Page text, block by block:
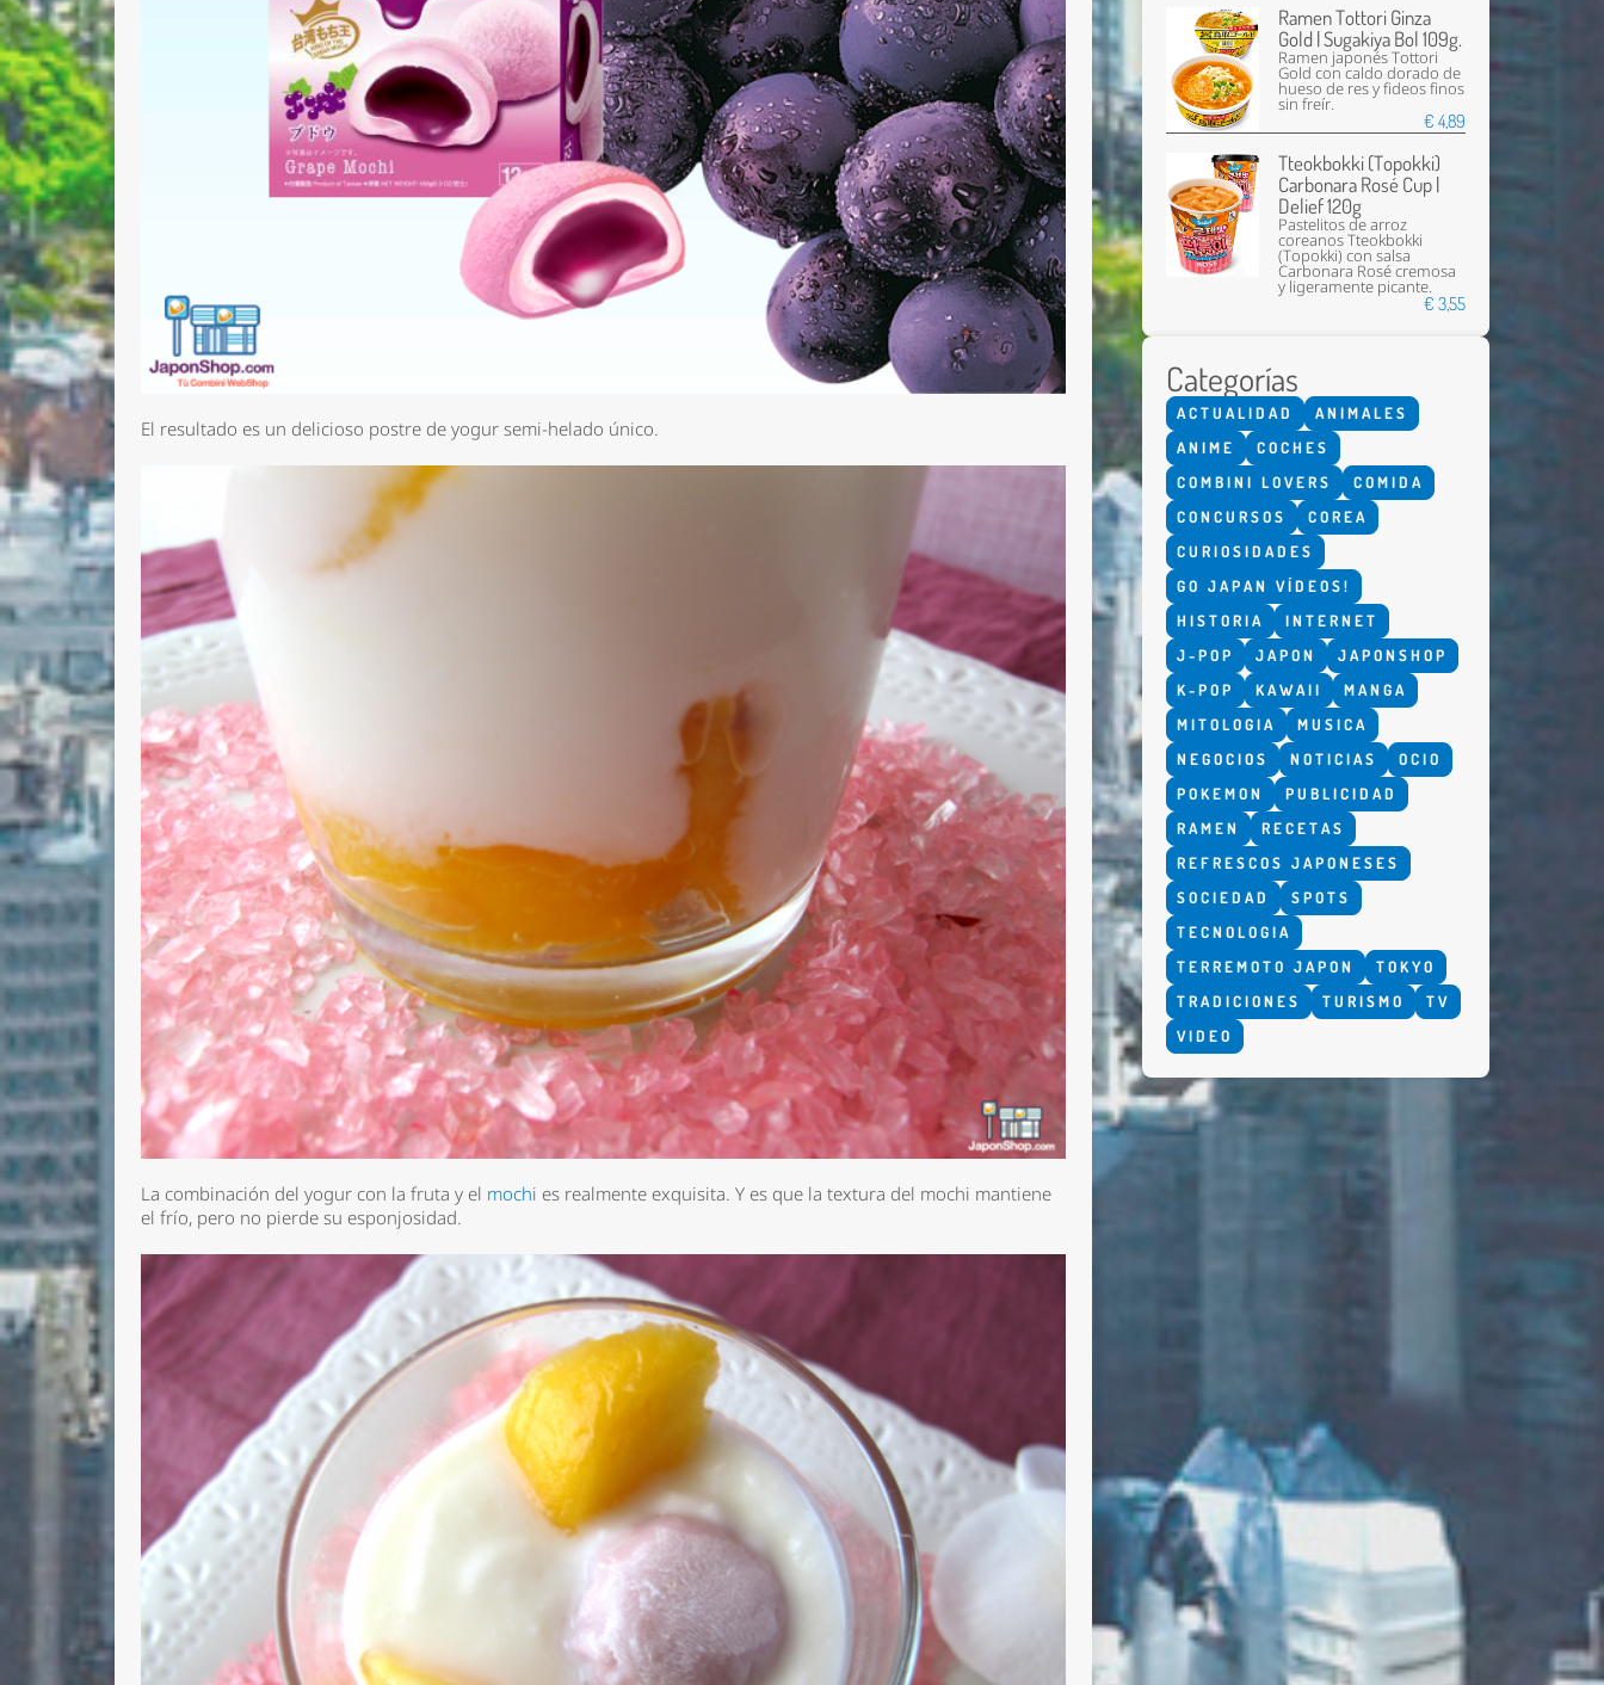
El resultado es un delicioso postre de yogur semi-helado único.
La combinación del yogur con la fruta y el mochi es realmente exquisita. Y es que la textura del mochi mantiene
el frío, pero no pierde su esponjosidad.
Ramen Tottori Ginza
Gold | Sugakiya Bol 109g.
Ramen japonés Tottori
Gold con caldo dorado de
hueso de res y fideos finos
sin freír.
€ 4,89
Tteokbokki (Topokki)
Carbonara Rosé Cup |
Delief 120g
Pastelitos de arroz
coreanos Tteokbokki
(Topokki) con salsa
Carbonara Rosé cremosa
y ligeramente picante.
€ 3,55
Categorías
ACTUALIDAD
ANIMALES
ANIME
COCHES
COMBINI LOVERS
COMIDA
CONCURSOS
COREA
CURIOSIDADES
GO JAPAN VÍDEOS!
HISTORIA
INTERNET
J-POP
JAPON
JAPONSHOP
K-POP
KAWAII
MANGA
MITOLOGIA
MUSICA
NEGOCIOS
NOTICIAS
OCIO
POKEMON
PUBLICIDAD
RAMEN
RECETAS
REFRESCOS JAPONESES
SOCIEDAD
SPOTS
TECNOLOGIA
TERREMOTO JAPON
TOKYO
TRADICIONES
TURISMO
TV
VIDEO
Comentario *
Enviar